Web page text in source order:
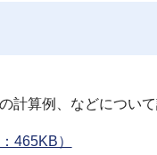
計算例、などについて
465KB）